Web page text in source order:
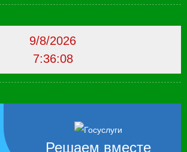
9/8/2026
7:36:09
Решаем вместе